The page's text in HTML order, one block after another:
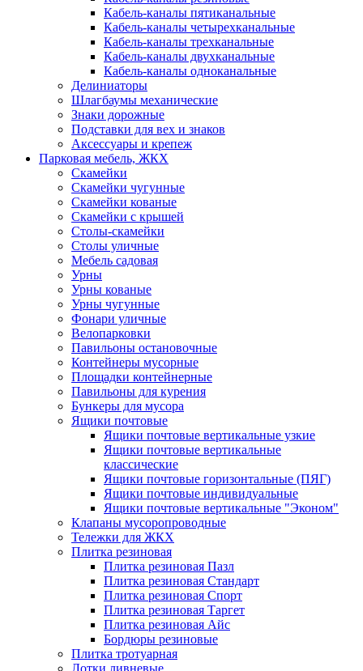
Кабель-каналы пятиканальные
Кабель-каналы четырехканальные
Кабель-каналы трехканальные
Кабель-каналы двухканальные
Кабель-каналы одноканальные
Делиниаторы
Шлагбаумы механические
Знаки дорожные
Подставки для вех и знаков
Аксессуары и крепеж
Парковая мебель, ЖКХ
Скамейки
Скамейки чугунные
Скамейки кованые
Скамейки с крышей
Столы-скамейки
Столы уличные
Мебель садовая
Урны
Урны кованые
Урны чугунные
Фонари уличные
Велопарковки
Павильоны остановочные
Контейнеры мусорные
Площадки контейнерные
Павильоны для курения
Бункеры для мусора
Ящики почтовые
Ящики почтовые вертикальные узкие
Ящики почтовые вертикальные
классические
Ящики почтовые горизонтальные (ПЯГ)
Ящики почтовые индивидуальные
Ящики почтовые вертикальные "Эконом"
Клапаны мусоропроводные
Тележки для ЖКХ
Плитка резиновая
Плитка резиновая Пазл
Плитка резиновая Стандарт
Плитка резиновая Спорт
Плитка резиновая Таргет
Плитка резиновая Айс
Бордюры резиновые
Плитка тротуарная
Лотки ливневые